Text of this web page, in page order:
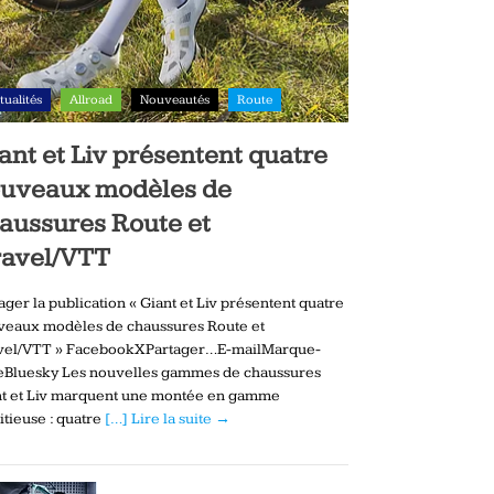
Allroad Nouveautés Route
et Liv présentent quatre
modèles de
Route et
VTT
la publication « Giant et Liv présentent quatre
modèles de chaussures Route et
VTT » FacebookXPartager…E-mailMarque-
Les nouvelles gammes de chaussures
et Liv marquent une montée en gamme
: quatre […] Lire la suite →